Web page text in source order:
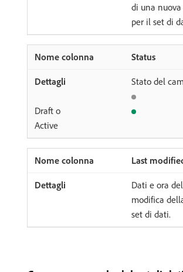
di una
per il set di
Status
Stato del
Draft o
Active
Last
Dati e ora
modifica
set di dati.